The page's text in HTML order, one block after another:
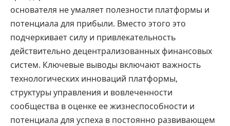
основателя не умаляет полезности платформы и
потенциала для прибыли. Вместо этого это
подчеркивает силу и привлекательность
действительно децентрализованных финансовых
систем. Ключевые выводы включают важность
технологических инноваций платформы,
структуры управления и вовлеченности
сообщества в оценке ее жизнеспособности и
потенциала для успеха в постоянно развивающем